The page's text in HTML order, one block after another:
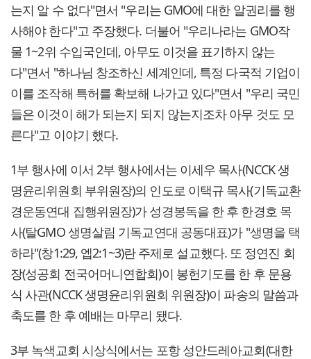
는지 알 수 없다"면서 "우리는 GMO에 대한 알권리를 행
사해야 한다"고 주장했다. 더불어 "우리나라는 GMO작
물 1~2위 수입국인데, 아무도 이것을 표기하지 않는
다"면서 "하나님 창조하신 세계인데, 특정 다국적 기업이
이를 조작해 특허를 확보해 나가고 있다"면서 "우리 국민
들은 이것이 해가 되는지 되지 않는지조차 아무 것도 모
른다"고 이야기 했다.
1부 행사에 이서 2부 행사에서는 이세우 목사(NCCK 생
명윤리위원회 부위원장)의 인도로 이택규 목사(기독교환
경운동연대 집행위원장)가 성경봉독을 한 후 한경호 목
사(탈GMO 생명살림 기독교연대 공동대표)가 "생명을 택
하라"(창1:29, 엡2:1~3)란 주제로 설교했다. 또 정연진 회
장(성공회 전국어머니연합회)이 봉헌기도를 한 후 문용
식 사관(NCCK 생명윤리위원회 위원장)이 파송의 말씀과
축도를 한 후 예배는 마무리 됐다.
3부 녹색교회 시상식에서는 포항 성안드레아교회(대한